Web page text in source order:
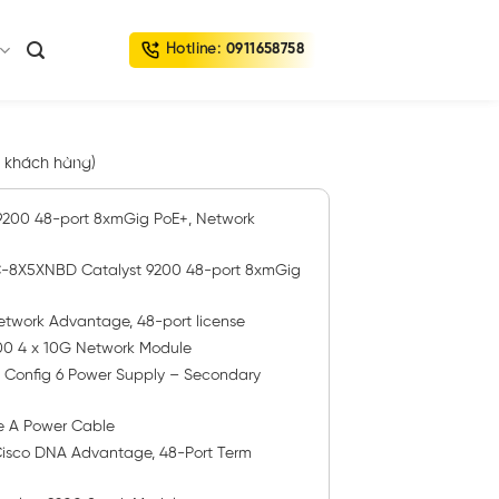
Hotline: 0911658758
hàng)
48-port 8xmGig PoE+, Network
8X5XNBD Catalyst 9200 48-port 8xmGig
Advantage, 48-port license
4 x 10G Network Module
Config 6 Power Supply – Secondary
A Power Cable
DNA Advantage, 48-Port Term